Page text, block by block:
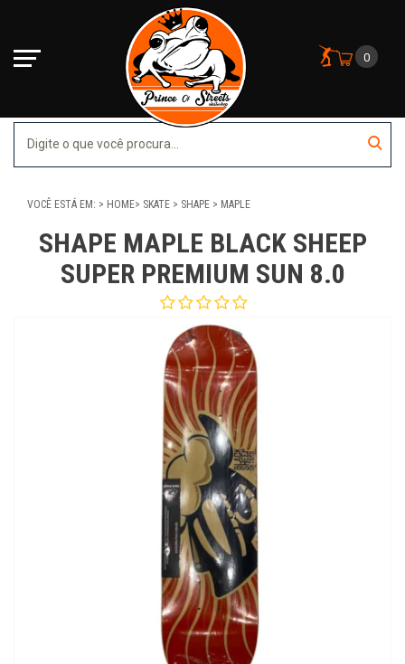
0
VOCÊ ESTÁ EM: HOME SKATE SHAPE MAPLE
SHAPE MAPLE BLACK SHEEP
SUPER PREMIUM SUN 8.0